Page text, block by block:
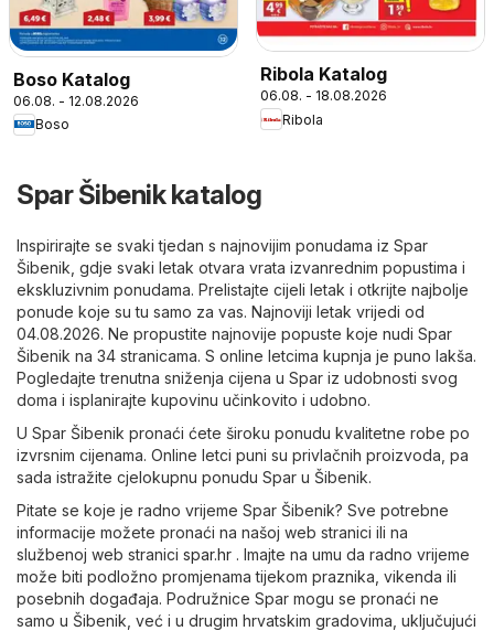
Boso Katalog
06.08. - 12.08.2026
Boso
Ribola Katalog
06.08. - 18.08.2026
Ribola
Spar Šibenik katalog
Inspirirajte se svaki tjedan s najnovijim ponudama iz Spar
Šibenik, gdje svaki letak otvara vrata izvanrednim popustima i
ekskluzivnim ponudama. Prelistajte cijeli letak i otkrijte najbolje
ponude koje su tu samo za vas. Najnoviji letak vrijedi od
04.08.2026. Ne propustite najnovije popuste koje nudi Spar
Šibenik na 34 stranicama. S online letcima kupnja je puno lakša.
Pogledajte trenutna sniženja cijena u Spar iz udobnosti svog
doma i isplanirajte kupovinu učinkovito i udobno.
U Spar Šibenik pronaći ćete široku ponudu kvalitetne robe po
izvrsnim cijenama. Online letci puni su privlačnih proizvoda, pa
sada istražite cjelokupnu ponudu Spar u Šibenik.
Pitate se koje je radno vrijeme Spar Šibenik? Sve potrebne
informacije možete pronaći na našoj web stranici ili na
službenoj web stranici spar.hr . Imajte na umu da radno vrijeme
može biti podložno promjenama tijekom praznika, vikenda ili
posebnih događaja. Podružnice Spar mogu se pronaći ne
samo u Šibenik, već i u drugim hrvatskim gradovima, uključujući